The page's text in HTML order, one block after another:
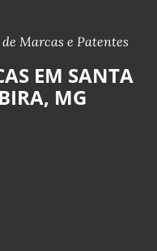
Marcas e Patentes
EM SANTA
MG